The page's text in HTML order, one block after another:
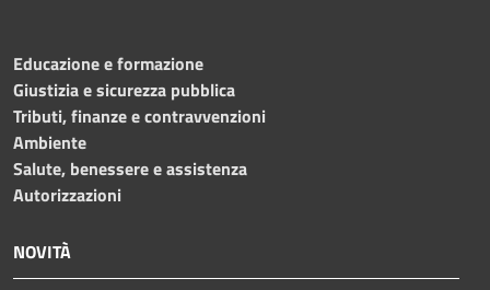
Educazione e formazione
Giustizia e sicurezza pubblica
Tributi, finanze e contravvenzioni
Ambiente
Salute, benessere e assistenza
Autorizzazioni
NOVITÀ